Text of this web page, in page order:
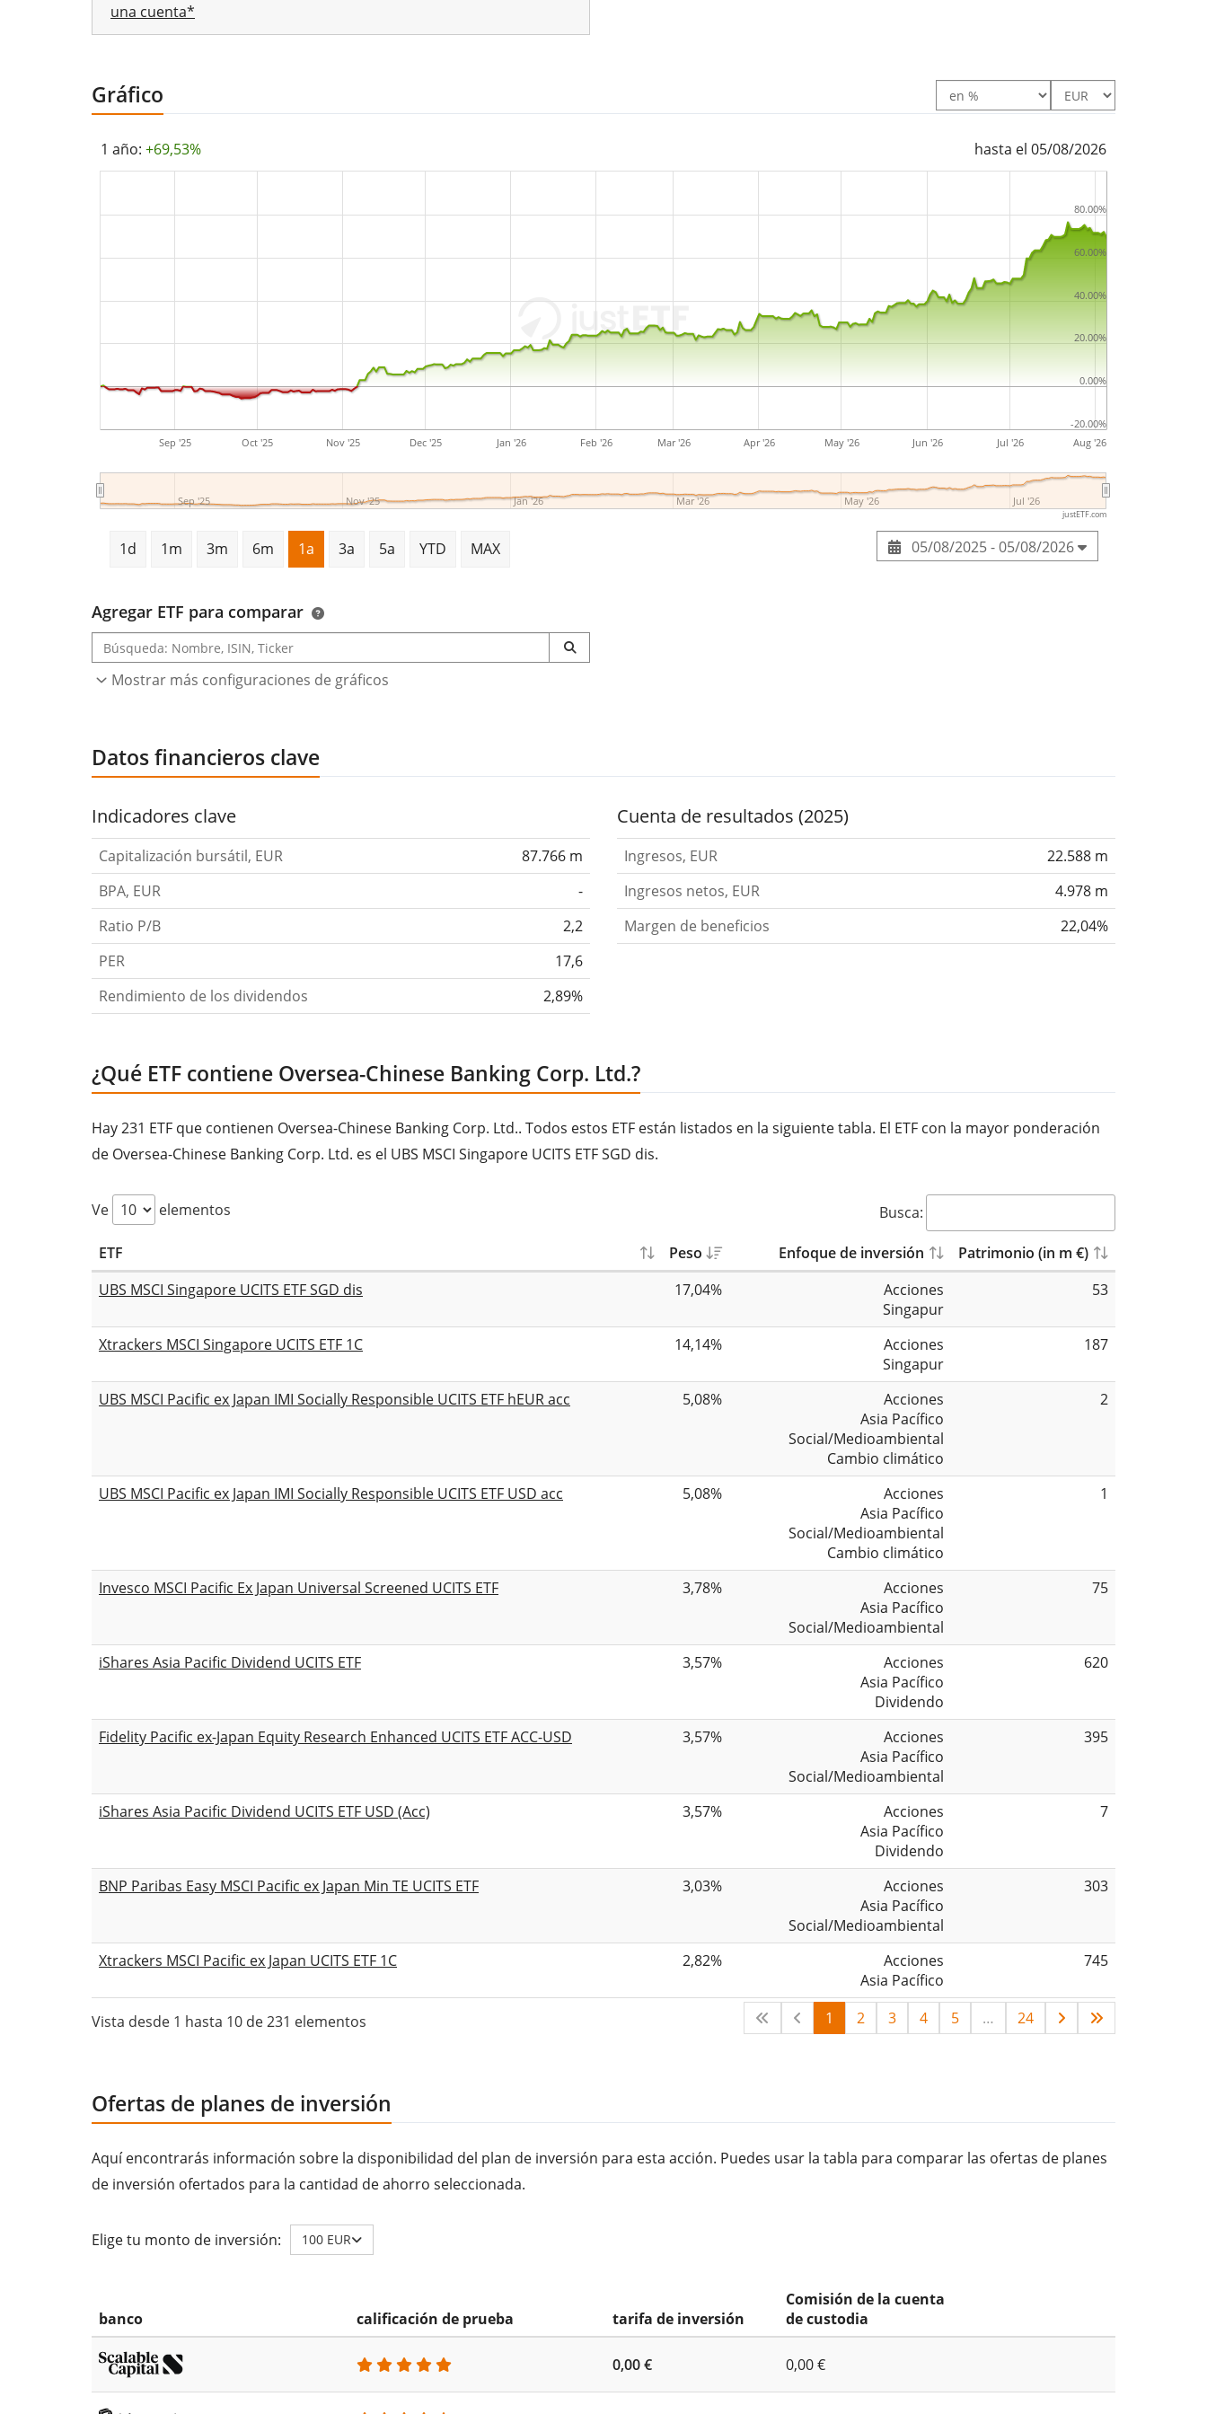
una cuenta*
empresa se fundó en 1932 y tiene su sede en Singapur.
Gráfico
1 año: +69,53% hasta el 05/08/2026
Sep '25 Oct '25 Nov '25 Dec '25 Jan '26 Feb '26 Mar '26 Apr '26 May '26 Jun '26 Jul '26 Aug '26
Sep '25 Nov '25 Jan '26 Mar '26 May '26 Jul '26
-20.00%
0.00%
20.00%
40.00%
60.00%
80.00%
justETF.com
1d 1m 3m 6m 1a 3a 5a YTD MAX 05/08/2025 - 05/08/2026
Agregar ETF para comparar
Mostrar más configuraciones de gráficos
Datos financieros clave
Indicadores clave
Capitalización bursátil, EUR
87.766 m
BPA, EUR
-
Ratio P/B
2,2
PER
17,6
Rendimiento de los dividendos
2,89%
Cuenta de resultados (2025)
Ingresos, EUR
22.588 m
Ingresos netos, EUR
4.978 m
Margen de beneficios
22,04%
¿Qué ETF contiene Oversea-Chinese Banking Corp. Ltd.?
Hay 231 ETF que contienen Oversea-Chinese Banking Corp. Ltd.. Todos estos ETF están listados en la siguiente tabla. El ETF con la mayor ponderación
de Oversea-Chinese Banking Corp. Ltd. es el UBS MSCI Singapore UCITS ETF SGD dis.
Ve elementos Busca:
ETF Peso Enfoque de inversión
Patrimonio (in m €)
UBS MSCI Singapore UCITS ETF SGD dis
17,04%
Acciones
Singapur
53
Xtrackers MSCI Singapore UCITS ETF 1C 14,14%
Acciones
Singapur
187
UBS MSCI Pacific ex Japan IMI Socially Responsible UCITS ETF hEUR acc 5,08%
Acciones
Asia Pacífico
Social/Medioambiental
Cambio climático
2
UBS MSCI Pacific ex Japan IMI Socially Responsible UCITS ETF USD acc 5,08%
Acciones
Asia Pacífico
Social/Medioambiental
Cambio climático
1
Invesco MSCI Pacific Ex Japan Universal Screened UCITS ETF 3,78%
Acciones
Asia Pacífico
Social/Medioambiental
75
iShares Asia Pacific Dividend UCITS ETF 3,57%
Acciones
Asia Pacífico
Dividendo
620
Fidelity Pacific ex-Japan Equity Research Enhanced UCITS ETF ACC-USD 3,57%
Acciones
Asia Pacífico
Social/Medioambiental
395
iShares Asia Pacific Dividend UCITS ETF USD (Acc) 3,57%
Acciones
Asia Pacífico
Dividendo
7
BNP Paribas Easy MSCI Pacific ex Japan Min TE UCITS ETF 3,03%
Acciones
Asia Pacífico
Social/Medioambiental
303
Xtrackers MSCI Pacific ex Japan UCITS ETF 1C 2,82%
Acciones
Asia Pacífico
745
Vista desde 1 hasta 10 de 231 elementos 1 2 3 4 5 … 24
Ofertas de planes de inversión
Aquí encontrarás información sobre la disponibilidad del plan de inversión para esta acción. Puedes usar la tabla para comparar las ofertas de planes
de inversión ofertados para la cantidad de ahorro seleccionada.
Elige tu monto de inversión: 100 EUR
banco calificación de prueba tarifa de inversión
Comisión de la cuenta
de custodia
0,00 € 0,00 €